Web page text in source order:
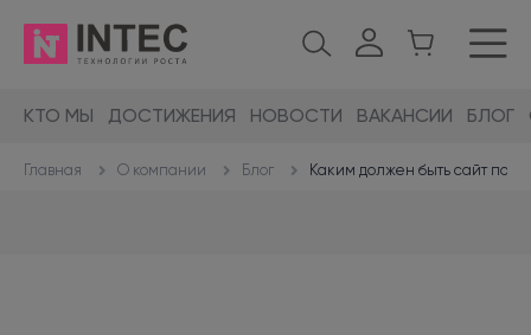
КТО МЫ ДОСТИЖЕНИЯ НОВОСТИ ВАКАНСИИ БЛОГ
Главная О компании Блог Каким должен быть сайт